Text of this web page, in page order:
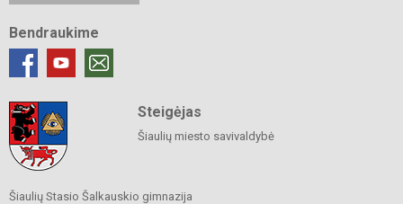
Bendraukime
Steigėjas
Šiaulių miesto savivaldybė
Šiaulių Stasio Šalkauskio gimnazija